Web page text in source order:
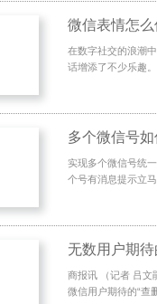
微信表情怎
在数字社交的浪潮
话增添了不少乐趣
多个微信号如
实现多个微信号统
个号有消息提示立
无数用户期
商报讯 （记者 吕文
微信用户期待的“查